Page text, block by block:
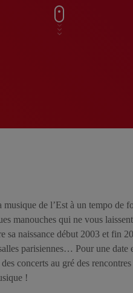
musique de l’Est à un tempo de
manouches qui ne vous
naissance début 2003 et fin
parisiennes… Pour une date
concerts au gré des
!